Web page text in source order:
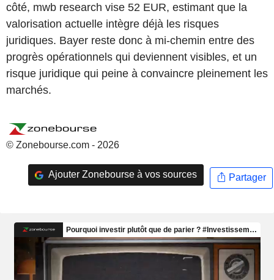
côté, mwb research vise 52 EUR, estimant que la
valorisation actuelle intègre déjà les risques
juridiques. Bayer reste donc à mi-chemin entre des
progrès opérationnels qui deviennent visibles, et un
risque juridique qui peine à convaincre pleinement les
marchés.
© Zonebourse.com - 2026
Ajouter Zonebourse à vos sources Partager